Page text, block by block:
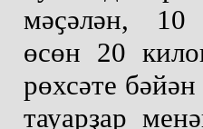
мәҫәлән, 10
өсөн 20
рөхсәте
тауарҙар